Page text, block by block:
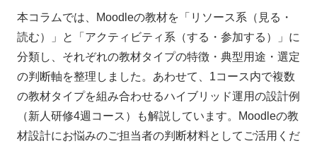
本コラムでは、Moodleの教材を「リソース系（見る・
読む）」と「アクティビティ系（する・参加する）」に
分類し、それぞれの教材タイプの特徴・典型用途・選定
の判断軸を整理しました。あわせて、1コース内で複数
の教材タイプを組み合わせるハイブリッド運用の設計例
（新人研修4週コース）も解説しています。Moodleの教
材設計にお悩みのご担当者の判断材料としてご活用くだ